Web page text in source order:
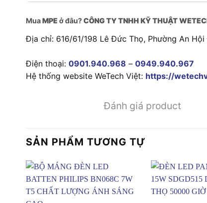
MuaMPEở đâu?CÔNG TY TNHH KỸ THUẬT
Địa chỉ: 616/61/198 Lê Đức Thọ, Phường An
Điện thoại: 0901.940.968 – 0949.940.967
Hệ thống website WeTech Việt: https://
Đánh giá product
SẢN PHẨM TƯƠNG TỰ